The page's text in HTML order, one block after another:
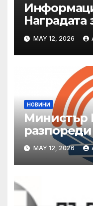
Наградата
на ОАЕ
MAY 12, 2026
НОВИНИ
Министър
готовност
подкрепа
валежи и
MAY 12, 2026